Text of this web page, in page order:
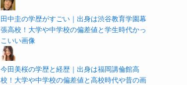
田中圭の学歴がすごい｜出身は渋谷教育学園幕
張高校！大学や中学校の偏差値と学生時代かっ
こいい画像
今田美桜の学歴と経歴｜出身は福岡講倫館高
校！大学や中学校の偏差値と高校時代や昔の画